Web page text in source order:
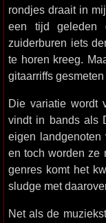
rondjes draait in
een tijd
zuiderburen iets
te horen kreeg.
gitaarriffs
Die variatie wordt
vindt in bands als
eigen
en toch worden ze
genres komt het
sludge met
Net als de